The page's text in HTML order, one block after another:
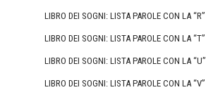
LIBRO DEI SOGNI: LISTA PAROLE CON LA “R”
LIBRO DEI SOGNI: LISTA PAROLE CON LA “T”
LIBRO DEI SOGNI: LISTA PAROLE CON LA “U”
LIBRO DEI SOGNI: LISTA PAROLE CON LA “V”